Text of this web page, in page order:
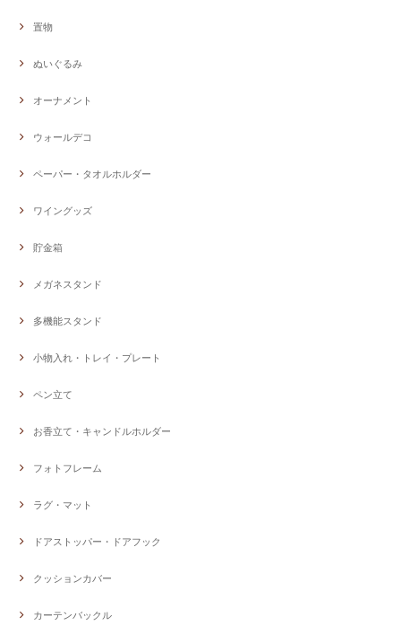
置物
ぬいぐるみ
オーナメント
ウォールデコ
ペーパー・タオルホルダー
ワイングッズ
貯金箱
メガネスタンド
多機能スタンド
小物入れ・トレイ・プレート
ペン立て
お香立て・キャンドルホルダー
フォトフレーム
ラグ・マット
ドアストッパー・ドアフック
クッションカバー
カーテンバックル